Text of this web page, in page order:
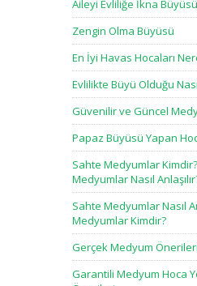
Aileyi Evliliğe İkna
Zengin Olma Büyüsü
En İyi Havas Hocaları
Evlilikte Büyü Olduğu
Güvenilir ve Güncel
Papaz Büyüsü Yapan
Sahte Medyumlar
Medyumlar Nasıl
Sahte Medyumlar Nasıl
Medyumlar Kimdir?
Gerçek Medyum Önerileri
Garantili Medyum Hoca